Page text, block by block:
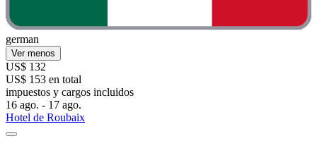
german
Ver menos
US$ 132
US$ 153 en total
impuestos y cargos incluidos
16 ago. - 17 ago.
Hotel de Roubaix